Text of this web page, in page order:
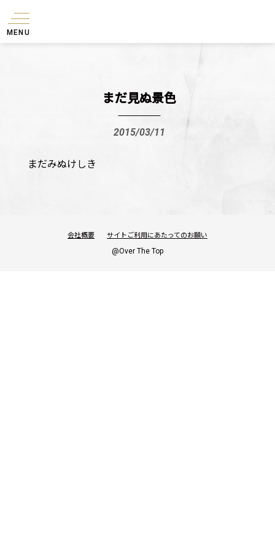
MENU
まだ見ぬ景色
2015/03/11
まだみぬけしき
会社概要 サイトご利用にあたってのお願い
@Over The Top